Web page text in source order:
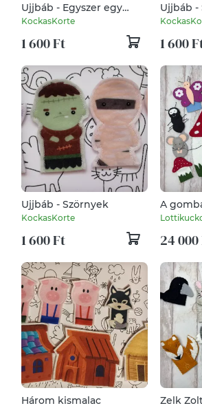
Ujjbáb - Egyszer egy
királyfi...
KockasKorte
1 600 Ft
Ujjbáb -
1 600
Ujjbáb - Szörnyek
KockasKorte
1 600 Ft
A
készlet
24
Három kismalac
Zelk